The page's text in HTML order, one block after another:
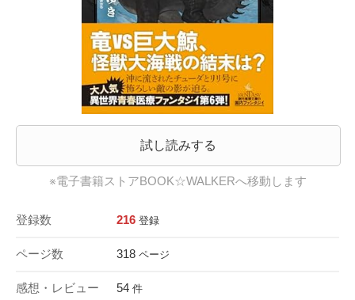
試し読みする
※電子書籍ストアBOOK☆WALKERへ移動します
登録数 216 登録
ページ数 318 ページ
感想・レビュー 54 件